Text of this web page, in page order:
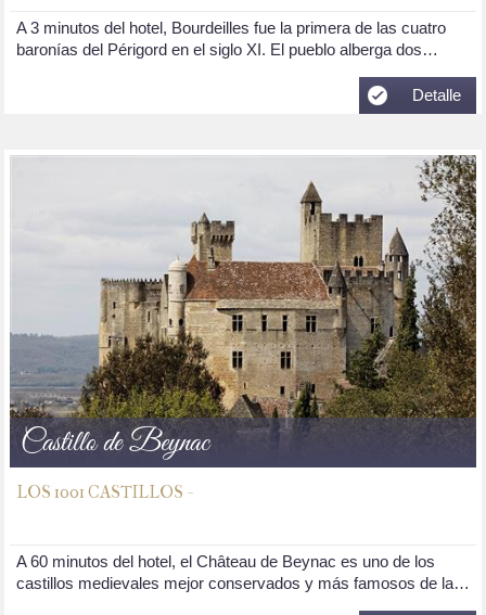
A 3 minutos del hotel, Bourdeilles fue la primera de las cuatro
baronías del Périgord en el siglo XI. El pueblo alberga dos…
Detalle
Castillo de Beynac
LOS 1001 CASTILLOS -
A 60 minutos del hotel, el Château de Beynac es uno de los
castillos medievales mejor conservados y más famosos de la…